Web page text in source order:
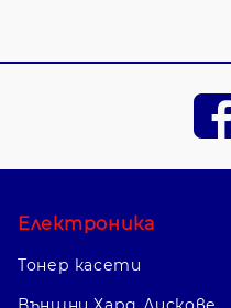
Електроника
Тонер касети